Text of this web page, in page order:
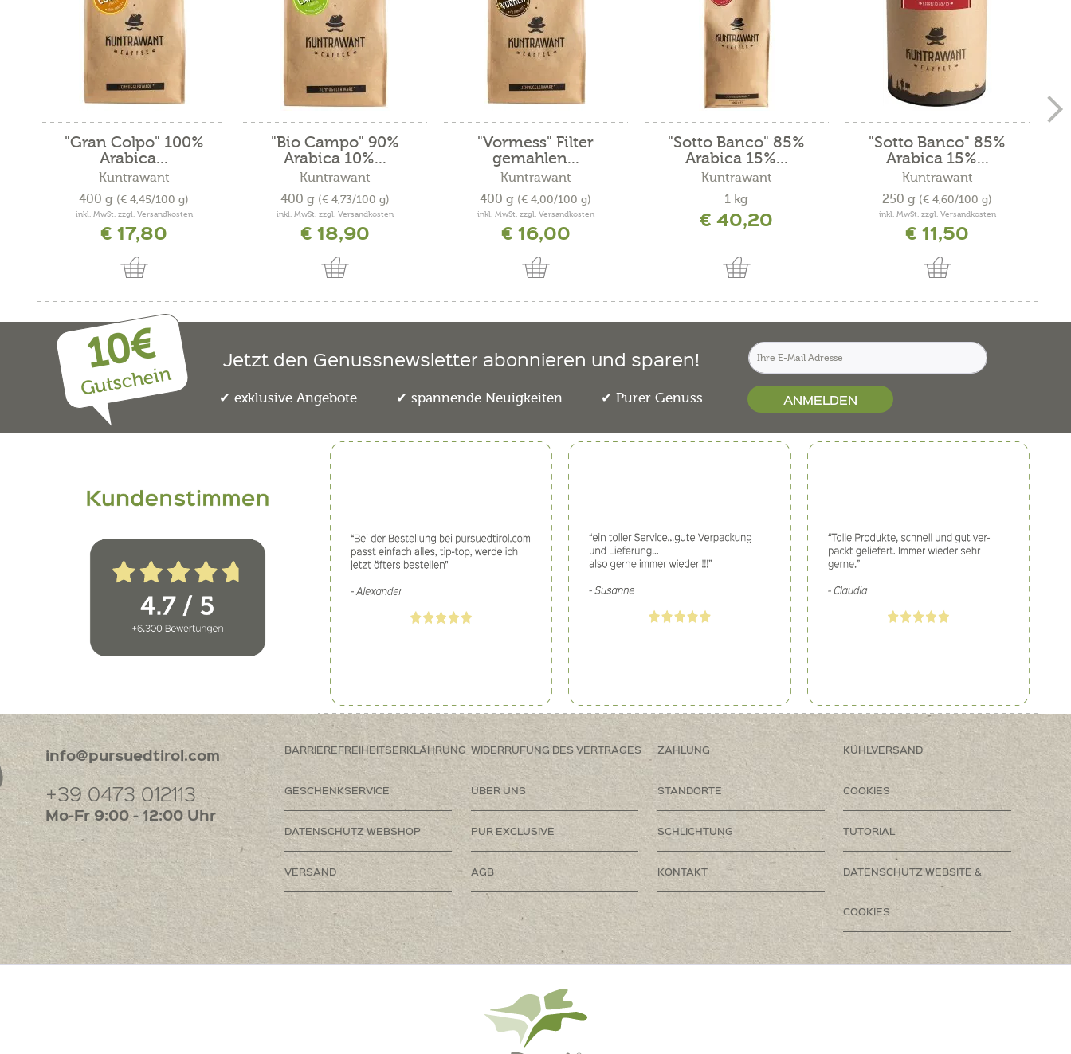
"Gran Colpo" 100%
Arabica...
Kuntrawant
400 g (€ 4,45/100 g)
inkl. MwSt. zzgl. Versandkosten
€ 17,80
"Bio Campo" 90%
Arabica 10%...
Kuntrawant
400 g (€ 4,73/100 g)
inkl. MwSt. zzgl. Versandkosten
€ 18,90
"Vormess" Filter
gemahlen...
Kuntrawant
400 g (€ 4,00/100 g)
inkl. MwSt. zzgl. Versandkosten
€ 16,00
"Sotto Banco" 85%
Arabica 15%...
Kuntrawant
1 kg
€ 40,20
"Sotto Banco" 85%
Arabica 15%...
Kuntrawant
250 g (€ 4,60/100 g)
inkl. MwSt. zzgl. Versandkosten
€ 11,50
10€
Gutschein
Jetzt den Genussnewsletter abonnieren und sparen!
exklusive Angebote spannende Neuigkeiten Purer Genuss ANMELDEN
info@pursuedtirol.com
+39 0473 012113
Mo-Fr 9:00 - 12:00 Uhr
BARRIEREFREIHEITSERKLÄHRUNG WIDERRUFUNG DES VERTRAGES ZAHLUNG KÜHLVERSAND
GESCHENKSERVICE ÜBER UNS STANDORTE COOKIES
DATENSCHUTZ WEBSHOP PUR EXCLUSIVE SCHLICHTUNG TUTORIAL
VERSAND AGB KONTAKT DATENSCHUTZ WEBSITE &
COOKIES